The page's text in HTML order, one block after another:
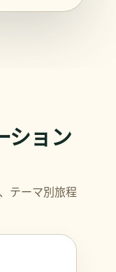
ション
テーマ別旅程